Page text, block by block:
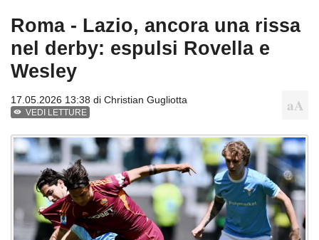
Roma - Lazio, ancora una rissa
nel derby: espulsi Rovella e
Wesley
17.05.2026 13:38 di Christian Gugliotta
VEDI LETTURE